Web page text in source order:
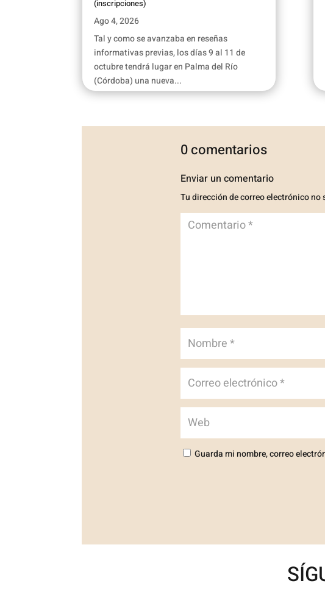
(inscripciones)
Ago 4, 2026
Tal y como se avanzaba en reseñas
informativas previas, los días 9 al 11 de
octubre tendrá lugar en Palma del Río
(Córdoba) una nueva...
0 comentarios
Enviar un comentario
Tu dirección de correo electrónico no
Guarda mi nombre, correo